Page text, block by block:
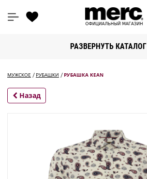
РАЗВЕРНУТЬ КАТАЛОГ
МУЖСКОЕ РУБАШКИ РУБАШКА KEAN
Назад